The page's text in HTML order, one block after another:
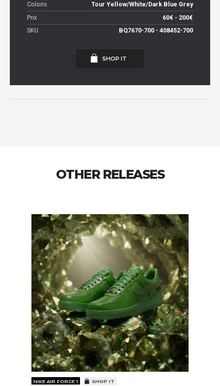
Coloris
Tour Yellow/White/Dark Blue Grey
Prix
60€ - 200€
SKU
BQ7670-700 - 408452-700
SHOP IT
OTHER RELEASES
NIKE AIR FORCE 1 SHOP IT